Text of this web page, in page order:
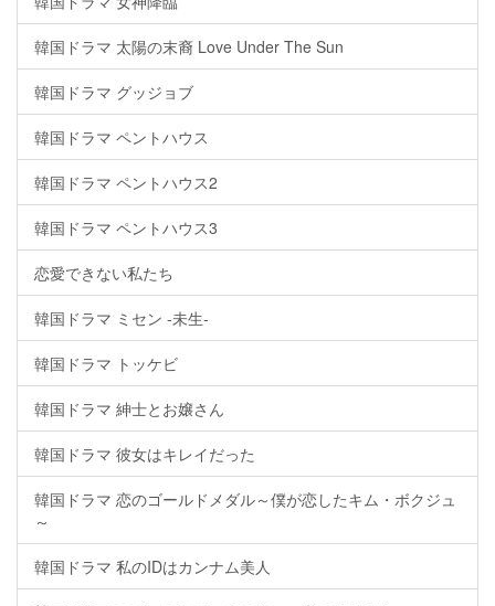
韓国ドラマ 太陽の末裔 Love Under The Sun
韓国ドラマ グッジョブ
韓国ドラマ ペントハウス
韓国ドラマ ペントハウス2
韓国ドラマ ペントハウス3
恋愛できない私たち
韓国ドラマ ミセン -未生-
韓国ドラマ トッケビ
韓国ドラマ 紳士とお嬢さん
韓国ドラマ 彼女はキレイだった
韓国ドラマ 恋のゴールドメダル～僕が恋したキム・ボクジュ
～
韓国ドラマ 私のIDはカンナム美人